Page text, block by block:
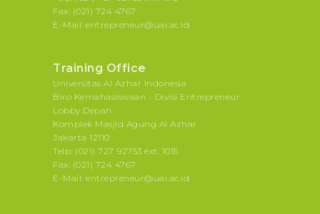
Fax: (021) 724 4767
E-Mail: entrepreneur@uai.ac.id
Training Office
Universitas Al Azhar Indonesia
Biro Kemahasiswaan - Divisi Entrepreneur
Lobby Depan
Komplek Masjid Agung Al Azhar
Jakarta 12110
Telp: (021) 727 92753 ext. 1015
Fax: (021) 724 4767
E-Mail: entrepreneur@uai.ac.id